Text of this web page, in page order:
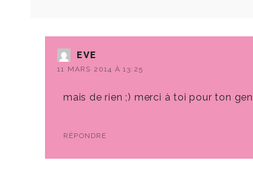
EVE
11 MARS 2014 À 13:25
mais de rien ;) merci à toi pour ton
RÉPONDRE